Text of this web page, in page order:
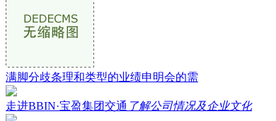
满脚分歧条理和类型的业绩申明会的需
走进BBIN·宝盈集团交通 了解公司情况及企业文化